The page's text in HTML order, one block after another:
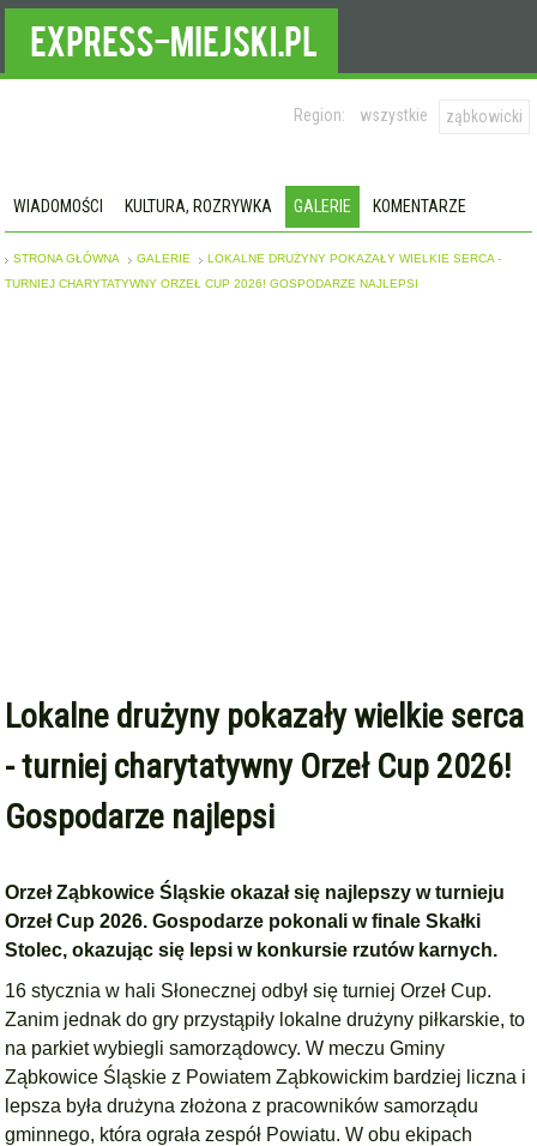
Region: wszystkie ząbkowicki
WIADOMOŚCI KULTURA, ROZRYWKA GALERIE KOMENTARZE
STRONA GŁÓWNA GALERIE
LOKALNE DRUŻYNY POKAZAŁY WIELKIE SERCA -
TURNIEJ CHARYTATYWNY ORZEŁ CUP 2026! GOSPODARZE NAJLEPSI
Lokalne drużyny pokazały wielkie serca
- turniej charytatywny Orzeł Cup 2026!
Gospodarze najlepsi
Orzeł Ząbkowice Śląskie okazał się najlepszy w turnieju
Orzeł Cup 2026. Gospodarze pokonali w finale Skałki
Stolec, okazując się lepsi w konkursie rzutów karnych.
16 stycznia w hali Słonecznej odbył się turniej Orzeł Cup.
Zanim jednak do gry przystąpiły lokalne drużyny piłkarskie, to
na parkiet wybiegli samorządowcy. W meczu Gminy
Ząbkowice Śląskie z Powiatem Ząbkowickim bardziej liczna i
lepsza była drużyna złożona z pracowników samorządu
gminnego, która ograła zespół Powiatu. W obu ekipach